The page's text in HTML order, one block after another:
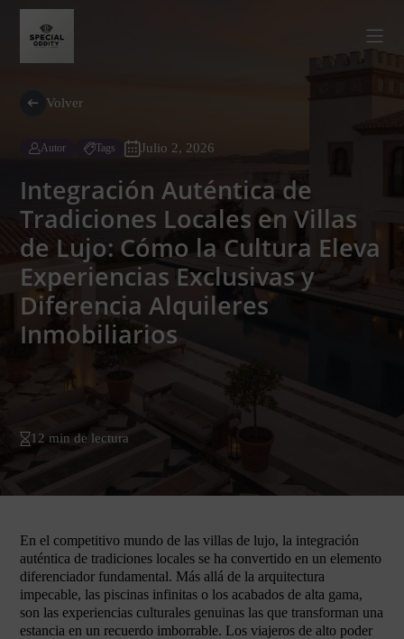
Volver
Autor Tags Julio 2, 2026
Integración Auténtica de
Tradiciones Locales en Villas
de Lujo: Cómo la Cultura Eleva
Experiencias Exclusivas y
Diferencia Alquileres
Inmobiliarios
12 min de lectura
En el competitivo mundo de las villas de lujo, la integración
auténtica de tradiciones locales se ha convertido en un elemento
diferenciador fundamental. Más allá de la arquitectura
impecable, las piscinas infinitas o los acabados de alta gama,
son las experiencias culturales genuinas las que transforman una
estancia en un recuerdo imborrable. Los viajeros de alto poder